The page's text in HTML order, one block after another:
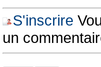
S'inscrire
un